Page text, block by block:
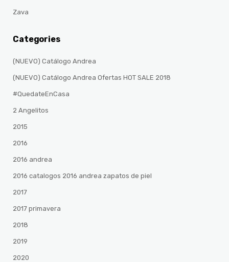
Zava
Categories
(NUEVO) Catálogo Andrea
(NUEVO) Catálogo Andrea Ofertas HOT SALE 2018
#QuedateEnCasa
2 Angelitos
2015
2016
2016 andrea
2016 catalogos 2016 andrea zapatos de piel
2017
2017 primavera
2018
2019
2020